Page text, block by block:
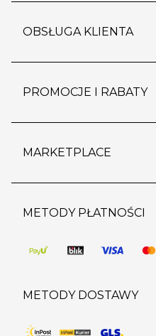
o firmie
polityka prywatności
kontakt
OBSŁUGA KLIENTA
dostawy i płatność
wypis z subskrypcji
regulamin sklepu
pozostałe regulaminy
PROMOCJE I RABATY
outlet
regulaminy promocji
MARKETPLACE
strefa marek
pomoc dla sprzedawców
METODY PŁATNOŚCI
METODY DOSTAWY